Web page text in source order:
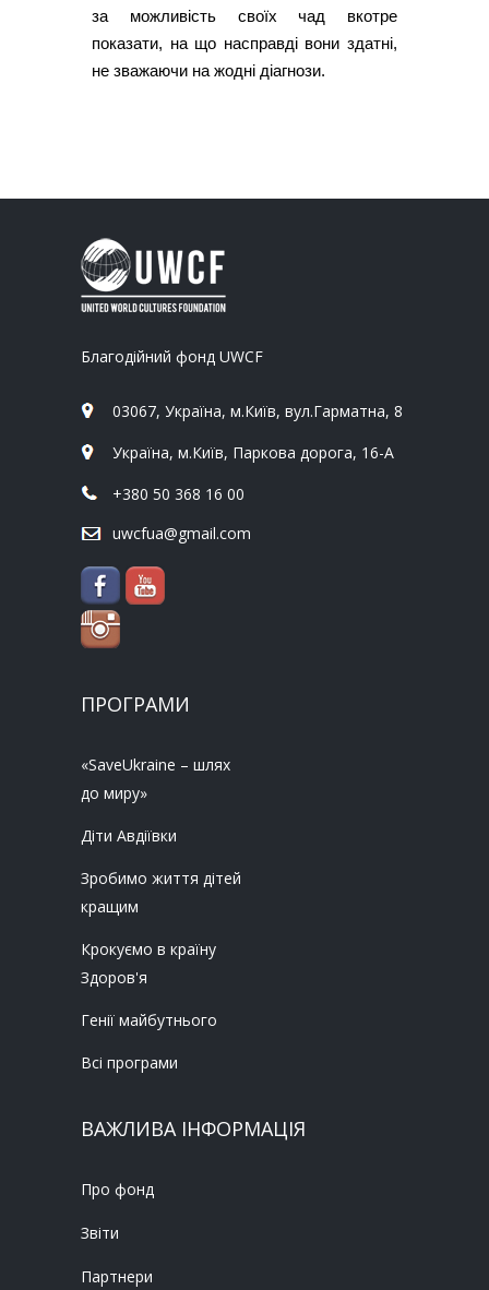
за можливість своїх чад вкотре
показати, на що насправді вони здатні,
не зважаючи на жодні діагнози.
Благодійний фонд UWCF
03067, Україна, м.Київ, вул.Гарматна, 8
Україна, м.Київ, Паркова дорога, 16-А
+380 50 368 16 00
uwcfua@gmail.com
ПРОГРАМИ
«SaveUkraine – шлях
до миру»
Діти Авдіївки
Зробимо життя дітей
кращим
Крокуємо в країну
Здоров'я
Генії майбутнього
Всі програми
ВАЖЛИВА ІНФОРМАЦІЯ
Про фонд
Звіти
Партнери